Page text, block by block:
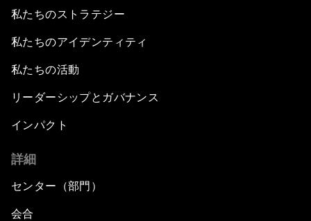
私たちのストラテジー
私たちのアイデンティティ
私たちの活動
リーダーシップとガバナンス
インパクト
詳細
センター（部門）
会合